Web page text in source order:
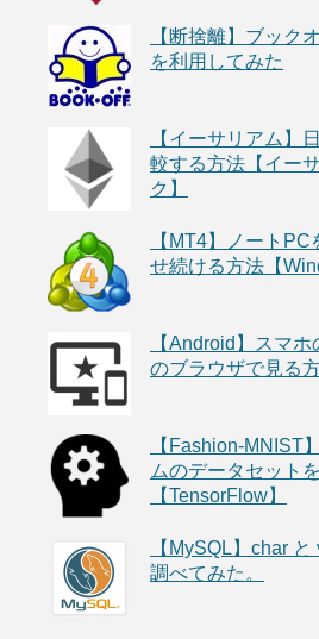
【断捨離】ブック
を利用してみた
【イーサリアム】
較する方法【イー
ク】
【MT4】ノート
せ続ける方法【
【Android】スマ
のブラウザで見る方
【Fashion-MNIST
ムのデータセット
【TensorFlow】
【MySQL】char
調べてみた。